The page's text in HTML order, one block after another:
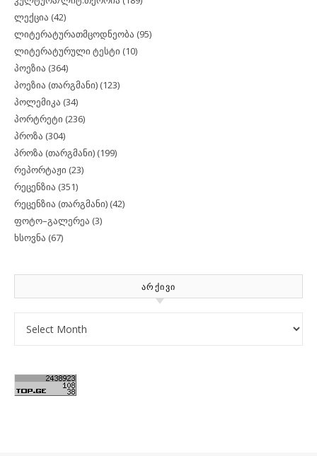
ლექცია (42)
ლიტერატურათმცოდნეობა (95)
ლიტერატურული ტესტი (10)
პოეზია (364)
პოეზია (თარგმანი) (123)
პოლემიკა (34)
პორტრეტი (236)
პროზა (304)
პროზა (თარგმანი) (199)
რეპორტაჟი (23)
რეცენზია (351)
რეცენზია (თარგმანი) (42)
ფოტო–გალერეა (3)
ხსოვნა (67)
ᲐᲠᲥᲘᲕᲘ